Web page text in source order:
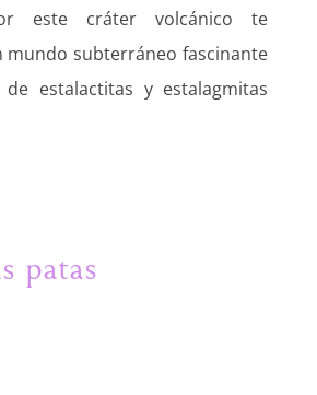
este cráter volcánico te
mundo subterráneo fascinante
estalactitas y estalagmitas
patas